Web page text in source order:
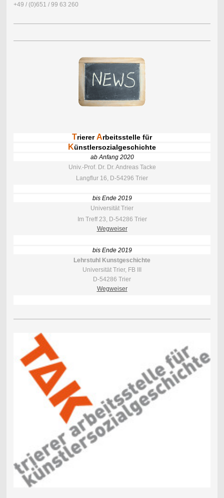
+49 / (0)651 / 99 63 260
Trierer Arbeitsstelle für
Künstlersozialgeschichte
ab Anfang 2020
Univ.-Prof. Dr. Dr. Andreas Tacke
Langflur 16, D-54296 Trier
bis Ende 2019
Universität Trier
Im Treff 23, D-54286 Trier
Wegweiser
bis Ende 2019
Lehrstuhl Kunstgeschichte
Universität Trier, FB III
D-54286 Trier
Wegweiser